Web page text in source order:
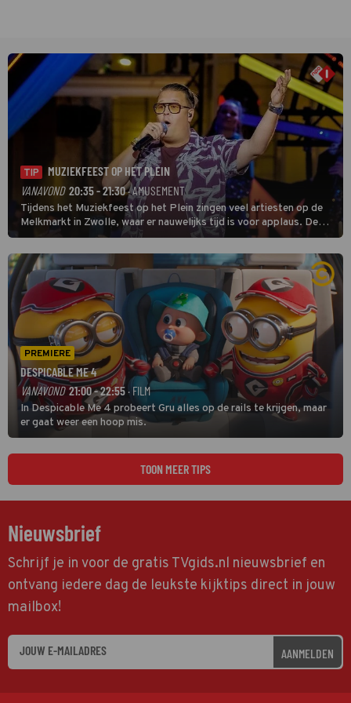
TIP
MUZIEKFEEST OP HET PLEIN
VANAVOND 20:35 - 21:30· AMUSEMENT
Tijdens het Muziekfeest op het Plein zingen veel artiesten op de
Melkmarkt in Zwolle, waar er nauwelijks tijd is voor applaus. De
grootste namen zijn André Hazes, Jannes, René Froger en
natuurlijk Rutger van Barneveld met zijn hit Zwoele Zomernachten.
PREMIERE
DESPICABLE ME 4
VANAVOND 21:00 - 22:55 · FILM
In Despicable Me 4 probeert Gru alles op de rails te krijgen, maar
er gaat weer een hoop mis.
TOON MEER TIPS
Nieuwsbrief
Schrijf je in voor de gratis TVgids.nl nieuwsbrief en
ontvang iedere dag de leukste kijktips direct in jouw
mailbox!
AANMELDEN